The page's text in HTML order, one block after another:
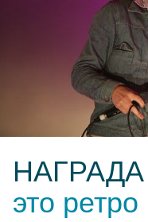
НАГРАДА
это ретро